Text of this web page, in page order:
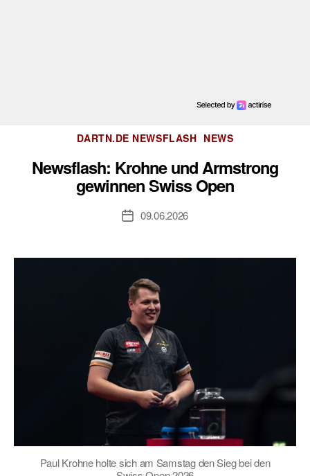
Kategorien
DARTN.DE NEWSFLASH NEWS
Newsflash: Krohne und Armstrong
gewinnen Swiss Open
Veröffentlichungsdatum
09.06.2026
Paul Krohne holte sich am Samstag den Sieg bei den